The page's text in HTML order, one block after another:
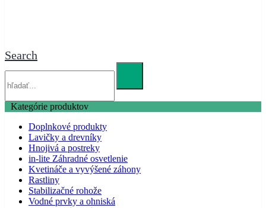
Search
Kategórie produktov
Doplnkové produkty
Lavičky a drevníky
Hnojivá a postreky
in-lite Záhradné osvetlenie
Kvetináče a vyvýšené záhony
Rastliny
Stabilizačné rohože
Vodné prvky a ohniská